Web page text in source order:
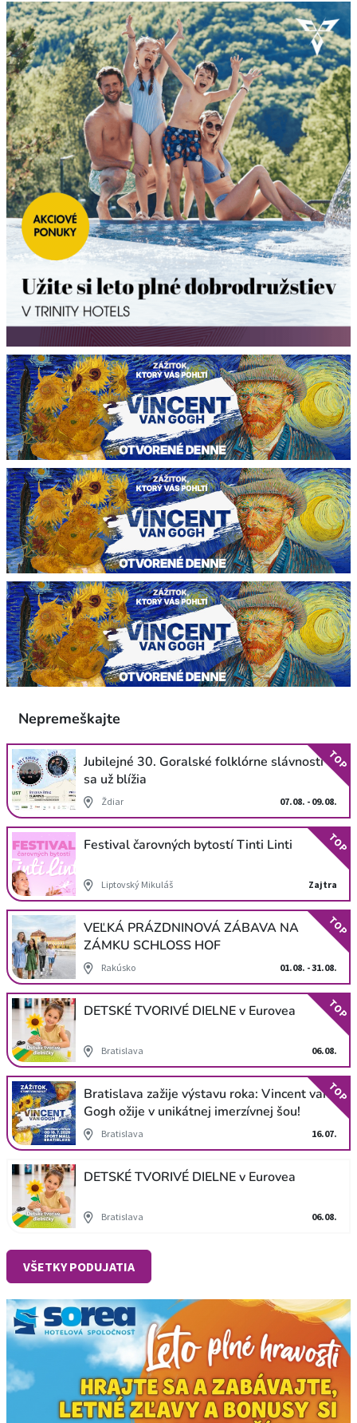
Nepremeškajte
Jubilejné 30. Goralské folklórne slávnosti
sa už blížia
Ždiar 07.08. - 09.08.
TOP
Festival čarovných bytostí Tinti Linti
Liptovský Mikuláš Zajtra
TOP
VEĽKÁ PRÁZDNINOVÁ ZÁBAVA NA
ZÁMKU SCHLOSS HOF
Rakúsko 01.08. - 31.08.
TOP
DETSKÉ TVORIVÉ DIELNE v Eurovea
Bratislava 06.08.
TOP
Bratislava zažije výstavu roka: Vincent van
Gogh ožije v unikátnej imerzívnej šou!
Bratislava 16.07.
TOP
DETSKÉ TVORIVÉ DIELNE v Eurovea
Bratislava 06.08.
VŠETKY PODUJATIA